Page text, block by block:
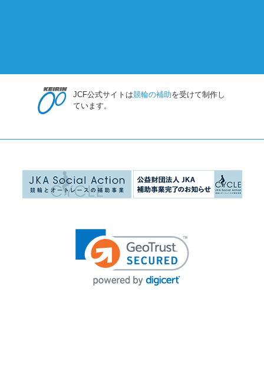
JCF公式サイトは競輪の補助を受けて制作し
ています。